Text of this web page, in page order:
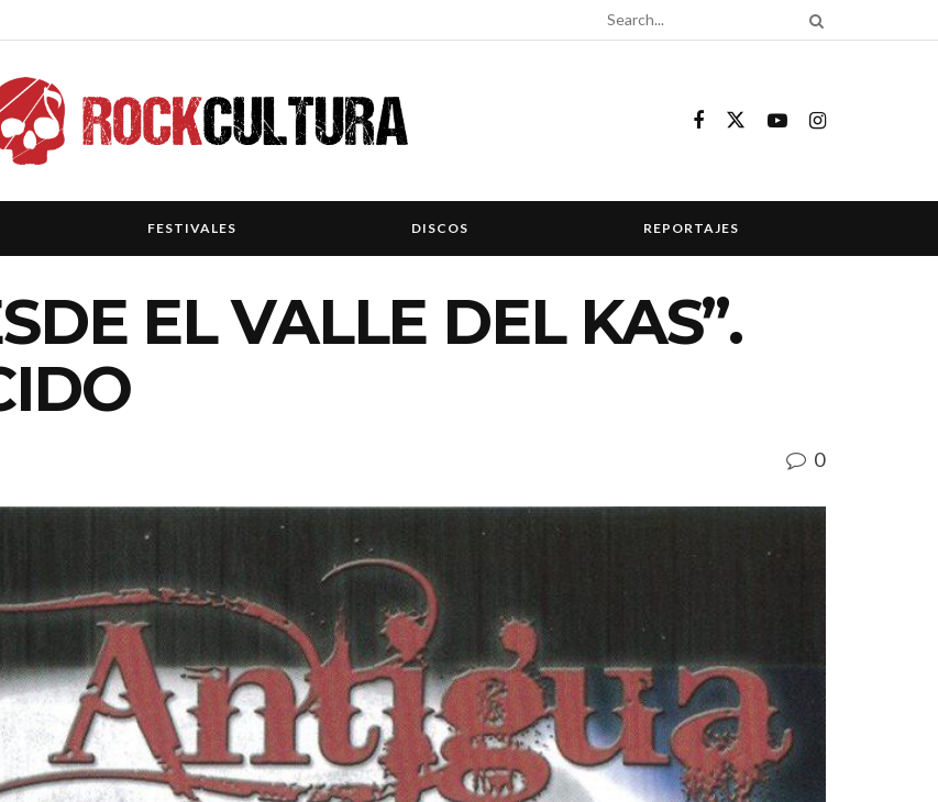
FESTIVALES DISCOS REPORTAJES
EL VALLE DEL KAS”.
0